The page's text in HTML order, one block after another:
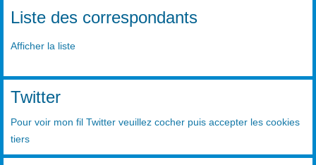
Liste des correspondants
Afficher la liste
Twitter
Pour voir mon fil Twitter veuillez cocher puis accepter les cookies
tiers